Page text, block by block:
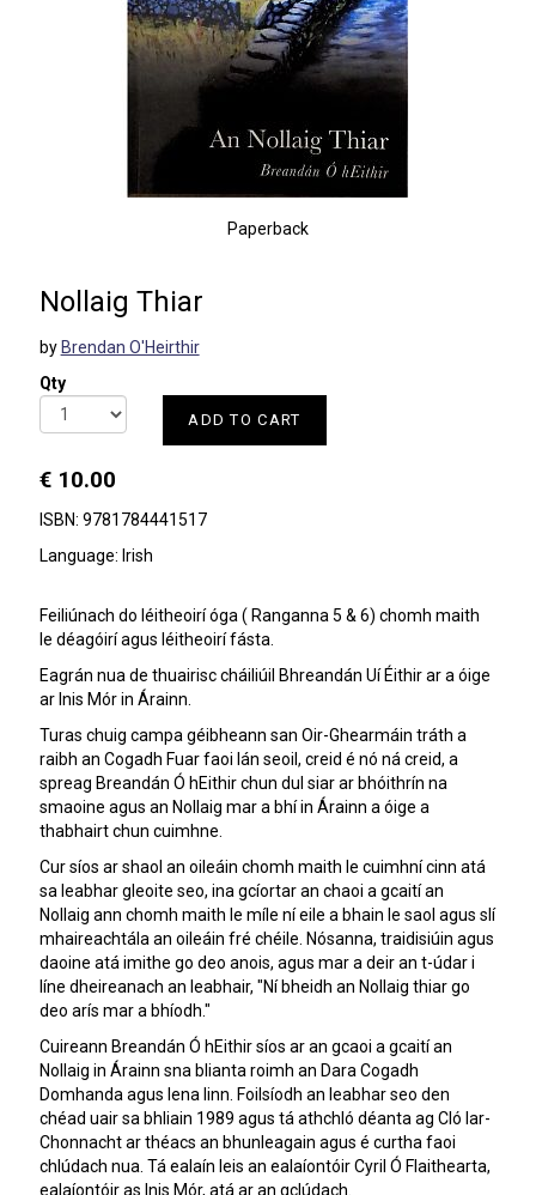
Nollaig Thiar
by Brendan O'Heirthir
Qty
ADD TO CART
€ 10.00
ISBN: 9781784441517
Language: Irish
Feiliúnach do léitheoirí óga ( Ranganna 5 & 6) chomh maith
le déagóirí agus léitheoirí fásta.
Eagrán nua de thuairisc cháiliúil Bhreandán Uí Éithir ar a óige
ar Inis Mór in Árainn.
Turas chuig campa géibheann san Oir-Ghearmáin tráth a
raibh an Cogadh Fuar faoi lán seoil, creid é nó ná creid, a
spreag Breandán Ó hEithir chun dul siar ar bhóithrín na
smaoine agus an Nollaig mar a bhí in Árainn a óige a
thabhairt chun cuimhne.
Cur síos ar shaol an oileáin chomh maith le cuimhní cinn atá
sa leabhar gleoite seo, ina gcíortar an chaoi a gcaití an
Nollaig ann chomh maith le míle ní eile a bhain le saol agus slí
mhaireachtála an oileáin fré chéile. Nósanna, traidisiúin agus
daoine atá imithe go deo anois, agus mar a deir an t-údar i
líne dheireanach an leabhair, "Ní bheidh an Nollaig thiar go
deo arís mar a bhíodh."
Cuireann Breandán Ó hEithir síos ar an gcaoi a gcaití an
Nollaig in Árainn sna blianta roimh an Dara Cogadh
Domhanda agus lena linn. Foilsíodh an leabhar seo den
chéad uair sa bhliain 1989 agus tá athchló déanta ag Cló Iar-
Chonnacht ar théacs an bhunleagain agus é curtha faoi
chlúdach nua. Tá ealaín leis an ealaíontóir Cyril Ó Flaithearta,
ealaíontóir as Inis Mór, atá ar an gclúdach.
Paperback